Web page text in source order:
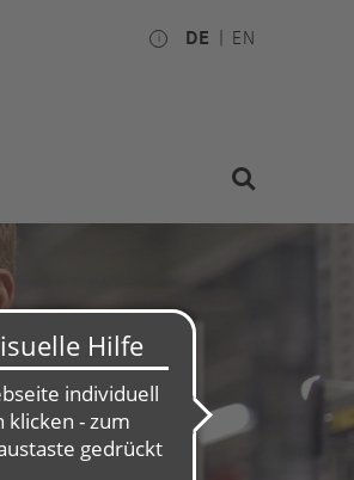
DE EN
Betriebsrat
Nationale
Gremien